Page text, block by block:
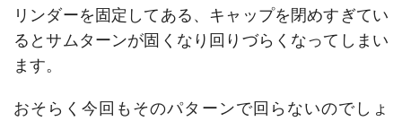
リンダーを固定してある、キャップを閉めすぎてい
るとサムターンが固くなり回りづらくなってしまい
ます。
おそらく今回もそのパターンで回らないのでしょ